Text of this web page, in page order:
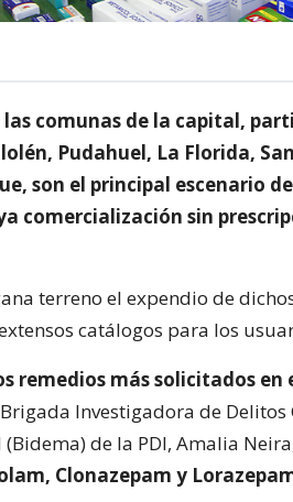
las comunas de la capital,
Pudahuel, La Florida,
son el principal escenario
comercialización sin
terreno el expendio de
catálogos para los
remedios más solicitados en
Investigadora de
de la PDI, Amalia
Clonazepam y